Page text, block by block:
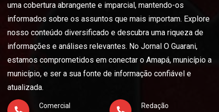
uma cobertura abrangente e imparcial, mantendo-os
informados sobre os assuntos que mais importam. Explore
nosso conteúdo diversificado e descubra uma riqueza de
informações e análises relevantes. No Jornal O Guarani,
estamos comprometidos em conectar o Amapá, município a
município, e ser a sua fonte de informação confiável e
atualizada.
Comercial Redação